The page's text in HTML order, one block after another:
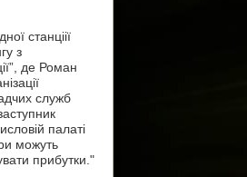
станціії
з
де Роман
служб
палаті
можуть
прибутки."